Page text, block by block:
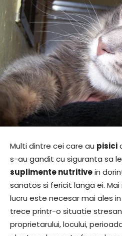
Multi dintre cei care au pisici
s-au gandit cu siguranta sa
suplimente nutritivein
sanatos si fericit langa ei.
lucru este necesar mai ales
trece printr-o situatie
proprietarului, locului,